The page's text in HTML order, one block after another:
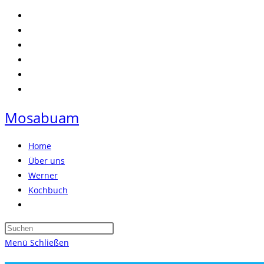
Zum
Inhalt
springen
Mosabuam
Home
Über uns
Werner
Kochbuch
umschalten
Press
Menü Schließen